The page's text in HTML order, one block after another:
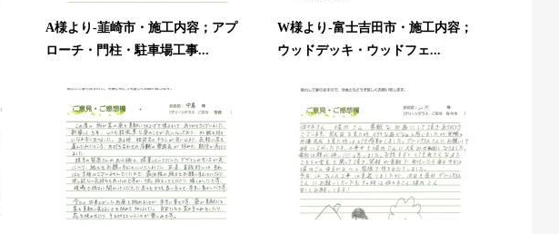
A様より-韮崎市・施工内容；アプ
ローチ・門柱・駐車場工事...
W様より-富士吉田市・施工内容；
ウッドデッキ・ウッドフェ...